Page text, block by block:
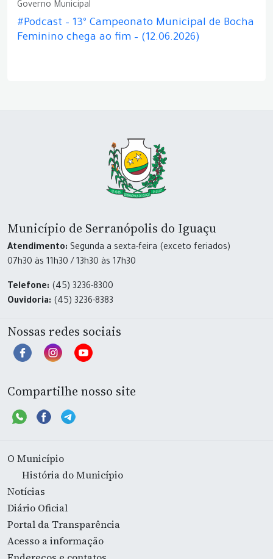
Governo Municipal
#Podcast – 13º Campeonato Municipal de Bocha
Feminino chega ao fim – (12.06.2026)
Município de Serranópolis do Iguaçu
Atendimento: Segunda a sexta-feira (exceto feriados)
07h30 às 11h30 / 13h30 às 17h30
Telefone: (45) 3236-8300
Ouvidoria: (45) 3236-8383
Nossas redes sociais
Compartilhe nosso site
O Município
História do Município
Notícias
Diário Oficial
Portal da Transparência
Acesso a informação